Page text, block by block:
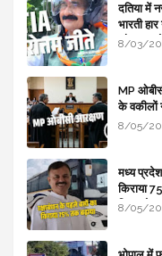
दतिया में
भारती
और
8/03/
MP
के वकीलों
8/05/
मध्य
किराया
किया तो
8/05/